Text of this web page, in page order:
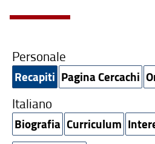
Personale
Recapiti Pagina Cercachi
Italiano
Biografia Curriculum